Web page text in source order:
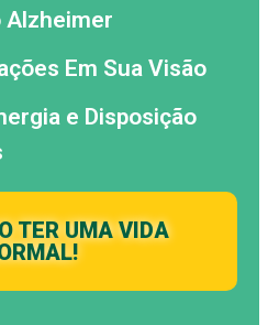
Alzheimer
Em Sua Visão
e Disposição
TER UMA VIDA